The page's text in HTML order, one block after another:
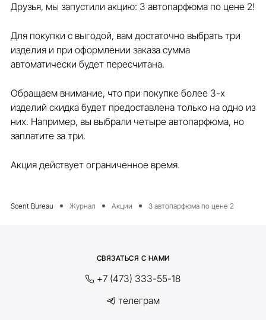
Друзья, мы запустили акцию: 3 автопарфюма по цене 2!
Для покупки с выгодой, вам достаточно выбрать три
изделия и при оформлении заказа сумма
автоматически будет пересчитана.
Обращаем внимание, что при покупке более 3-х
изделий скидка будет предоставлена только на одно из
них. Например, вы выбрали четыре автопарфюма, но
заплатите за три.
Акция действует ограниченное время.
Журнал Акции 3 автопарфюма по цене 2
СВЯЗАТЬСЯ С НАМИ
+7 (473) 333-55-18
телеграм